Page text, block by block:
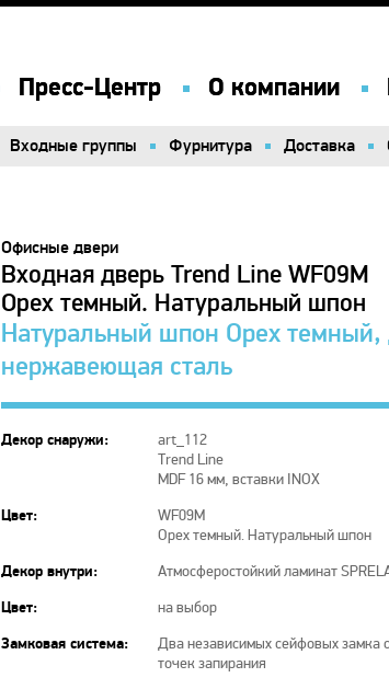
Пресс-Центр О компании
Пресс-Центр О компании
Входные группы Фурнитура Доставка
Входные группы Фурнитура Доставка
Офисные двери
Входная дверь Trend Line WF09M
Орех темный. Натуральный шпон
Натуральный шпон Орех темный,
нержавеющая сталь
Декор снаружи:
art_112
Trend Line
MDF 16 мм, вставки INOX
Цвет:
WF09M
Орех темный. Натуральный шпон
Декор внутри: Атмосферостойкий ламинат
Цвет: на выбор
Замковая система:
Два независимых сейфовых замка
точек запирания